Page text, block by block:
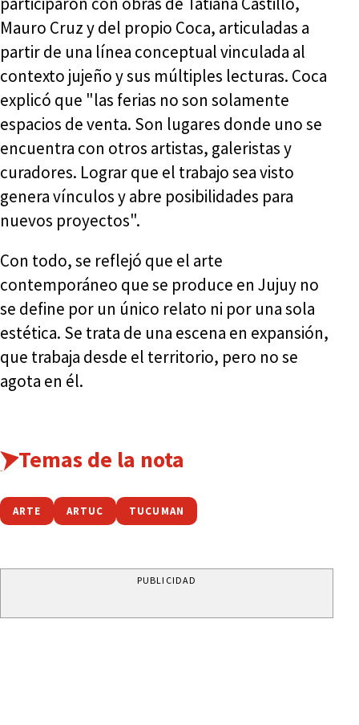
Mauro Cruz y del propio Coca, articuladas a
partir de una línea conceptual vinculada al
contexto jujeño y sus múltiples lecturas. Coca
explicó que "las ferias no son solamente
espacios de venta. Son lugares donde uno se
encuentra con otros artistas, galeristas y
curadores. Lograr que el trabajo sea visto
genera vínculos y abre posibilidades para
nuevos proyectos".
Con todo, se reflejó que el arte
contemporáneo que se produce en Jujuy no
se define por un único relato ni por una sola
estética. Se trata de una escena en expansión,
que trabaja desde el territorio, pero no se
agota en él.
Temas de la nota
ARTE ARTUC TUCUMAN
PUBLICIDAD